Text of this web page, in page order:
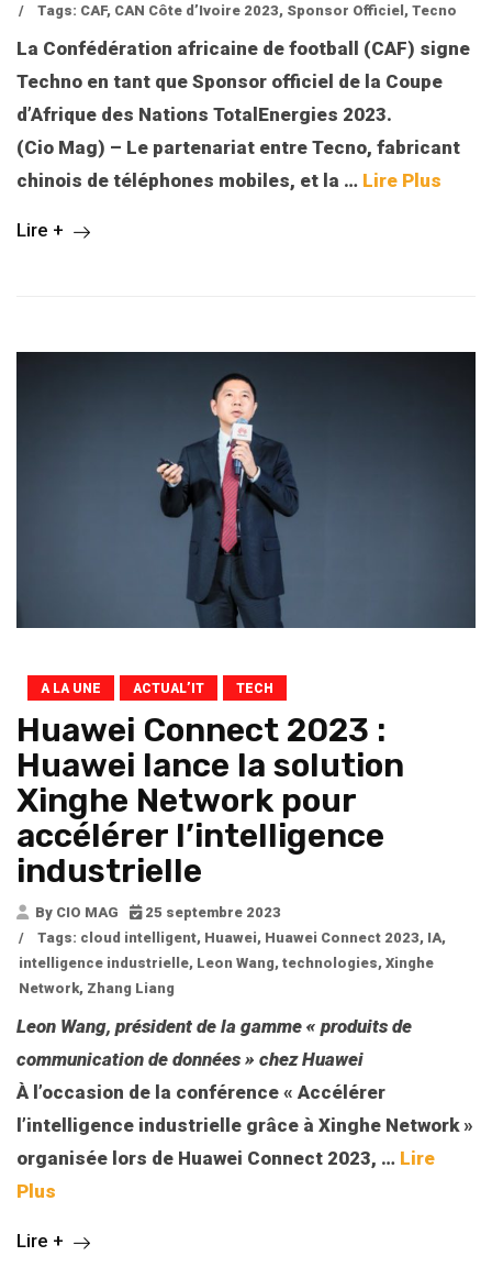
/
Tags: CAF, CAN Côte d’Ivoire 2023, Sponsor Officiel , Tecno
La Confédération africaine de football (CAF) signe
Techno en tant que Sponsor officiel de la Coupe
d’Afrique des Nations TotalEnergies 2023.
(Cio Mag) – Le partenariat entre Tecno, fabricant
chinois de téléphones mobiles, et la … Lire Plus
Lire +
A LA UNE ACTUAL’IT TECH
Huawei Connect 2023 :
Huawei lance la solution
Xinghe Network pour
accélérer l’intelligence
industrielle
By CIO MAG
25 septembre 2023
/
Tags: cloud intelligent, Huawei, Huawei Connect 2023, IA,
intelligence industrielle, Leon Wang, technologies, Xinghe
Network, Zhang Liang
Leon Wang, président de la gamme « produits de
communication de données » chez Huawei
À l’occasion de la conférence « Accélérer
l’intelligence industrielle grâce à Xinghe Network »
organisée lors de Huawei Connect 2023, … Lire
Plus
Lire +